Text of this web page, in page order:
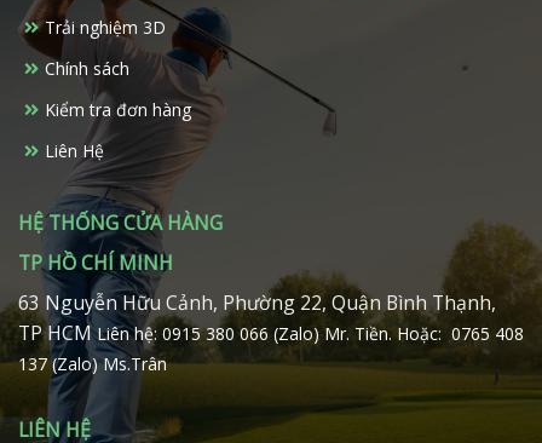
Trải nghiệm 3D
Chính sách
Kiểm tra đơn hàng
Liên Hệ
HỆ THỐNG CỬA HÀNG
TP HỒ CHÍ MINH
63 Nguyễn Hữu Cảnh, Phường 22, Quận Bình Thạnh,
TP HCMLiên hệ: 0915 380 066 (Zalo) Mr. Tiền. Hoặc: 0765 408
137 (Zalo) Ms.Trân
LIÊN HỆ